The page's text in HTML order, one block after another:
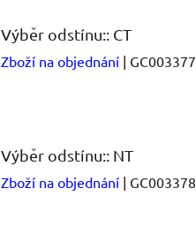
Výběr odstínu:: CT
Zboží na objednání | GC003377
Výběr odstínu:: NT
Zboží na objednání | GC003378